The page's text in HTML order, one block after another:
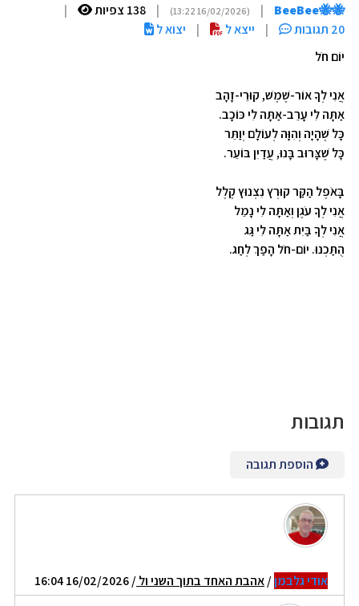
🐝🐝BeeBee
|
(16/02/2026 13:22)
| 138 צפיות
|
20 תגובות
| ייצא ל |
יצוא ל
יוֹם חֹל
אֲנִי לְךָ אוֹר-שֶׁמֶשׁ, קוּרֵי-זָהָב
אַתָּה לִי עָרֵב-אַתָּה לִי כּוֹכָב.
כָּל שֶׁהָיָה וְהִוָּה לְעוֹלָם יְוַתֵּר
כָּל שֶׁצָּרוּב בָּנוּ, עֲדַיִן בּוֹעֵר.
בָּאֹפֶל הַקַּר קוּרְץ נִצְנוּץ קֶלֶל
אֲנִי לְךָ עֹגֶן וְאַתָּה לִי נָמֵל
אֲנִי לְךָ בַּיִת אַתָּה לִי גַּג
הֻתַּכְנוּ. יוֹם-חֹל הָפַךְ לְחַג.
תגובות
הוספת תגובה
אודי גלבמן/אהבת האחד בתוך השני ול/ 16/02/2026 16:04